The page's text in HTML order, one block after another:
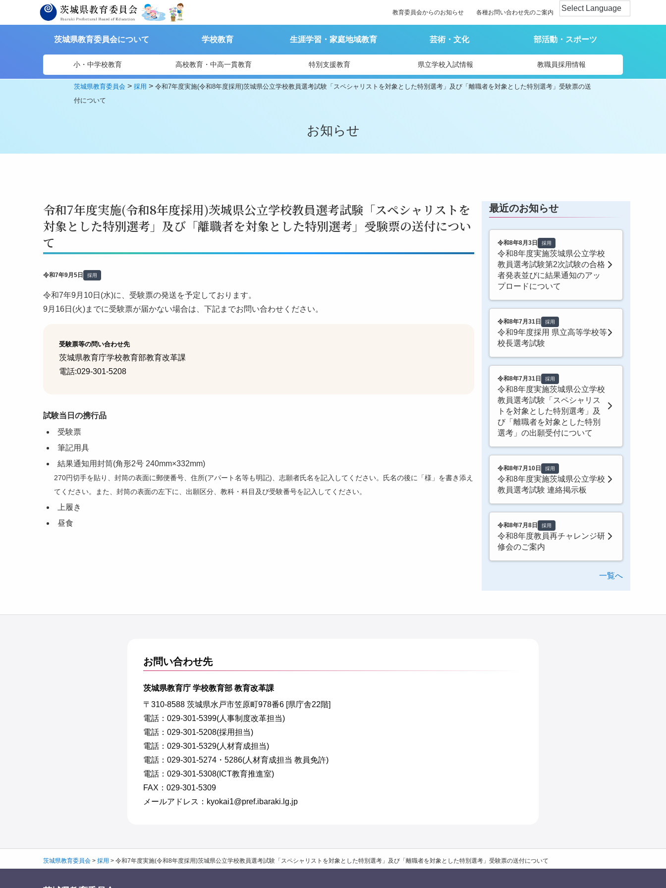
教育委員会からのお知らせ 各種お問い合わせ先のご案内
茨城県教育委員会について 学校教育 生涯学習・家庭地域教育 芸術・文化 部活動・スポーツ
小・中学校教育 高校教育・中高一貫教育 特別支援教育 県立学校入試情報 教職員採用情報
茨城県教育委員会 >採用 >令和7年度実施(令和8年度採用)茨城県公立学校教員選考試験「スペシャリストを対象とした特別選考」及び「離職者を対象とした特別選考」受験票の送
付について
お知らせ
令和7年度実施(令和8年度採用)茨城県公立学校教員選考試験「スペシャリストを
対象とした特別選考」及び「離職者を対象とした特別選考」受験票の送付につい
て
令和7年9月5日 採用
令和7年9月10日(水)に、受験票の発送を予定しております。
9月16日(火)までに受験票が届かない場合は、下記までお問い合わせください。
受験票等の問い合わせ先
茨城県教育庁学校教育部教育改革課
電話:029-301-5208
試験当日の携行品
受験票
筆記用具
結果通知用封筒(角形2号 240mm×332mm)
270円切手を貼り、封筒の表面に郵便番号、住所(アパート名等も明記)、志願者氏名を記入してください。氏名の後に「様」を書き添え
てください。また、封筒の表面の左下に、出願区分、教科・科目及び受験番号を記入してください。
上履き
昼食
最近のお知らせ
令和8年8月3日 採用
令和8年度実施茨城県公立学校
教員選考試験第2次試験の合格
者発表並びに結果通知のアッ
プロードについて
令和8年7月31日 採用
令和9年度採用 県立高等学校等
校長選考試験
令和8年7月31日 採用
令和8年度実施茨城県公立学校
教員選考試験「スペシャリス
トを対象とした特別選考」及
び「離職者を対象とした特別
選考」の出願受付について
令和8年7月10日 採用
令和8年度実施茨城県公立学校
教員選考試験 連絡掲示板
令和8年7月8日 採用
令和8年度教員再チャレンジ研
修会のご案内
一覧へ
お問い合わせ先
茨城県教育庁 学校教育部 教育改革課
〒310-8588 茨城県水戸市笠原町978番6 [県庁舎22階]
電話：029-301-5399(人事制度改革担当)
電話：029-301-5208(採用担当)
電話：029-301-5329(人材育成担当)
電話：029-301-5274・5286(人材育成担当 教員免許)
電話：029-301-5308(ICT教育推進室)
FAX：029-301-5309
メールアドレス：kyokai1@pref.ibaraki.lg.jp
茨城県教育委員会 > 採用 > 令和7年度実施(令和8年度採用)茨城県公立学校教員選考試験「スペシャリストを対象とした特別選考」及び「離職者を対象とした特別選考」受験票の送付について